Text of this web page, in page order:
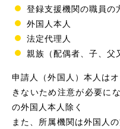
登録支援機関の職員の
外国人本人
法定代理人
親族（配偶者、子、父
申請人（外国人）本人は
きないため注意が必要に
の外国人本人除く
また、所属機関は外国人